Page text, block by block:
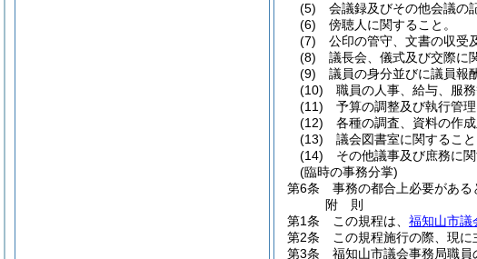
(5)
会議録及びその他会議の
(6)
傍聴人に関すること。
(7)
公印の管守、文書の収受
(8)
議長会、儀式及び交際に
(9)
議員の身分並びに議員報
(10)
職員の人事、給与、服務
(11)
予算の調整及び執行管理
(12)
各種の調査、資料の作
(13)
議会図書室に関すること
(14)
その他議事及び庶務に関
(臨時の事務分掌)
第6条
事務の都合上必要がある
附 則
第1条
この規程は、 福知山市議
第2条
この規程施行の際、現
第3条
福知山市議会事務局職員